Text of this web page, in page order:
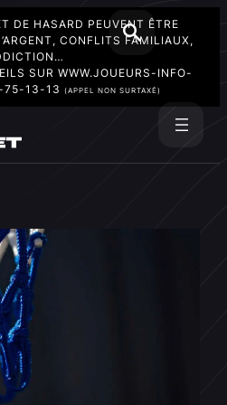
DE HASARD PEUVENT ÊTRE
CONFLITS FAMILIAUX,
SUR WWW.JOUEURS-INFO-
13-13 (APPEL NON SURTAXÉ)